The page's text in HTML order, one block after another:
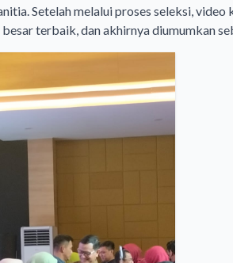
Setelah melalui proses seleksi,
terbaik, dan akhirnya diumumkan